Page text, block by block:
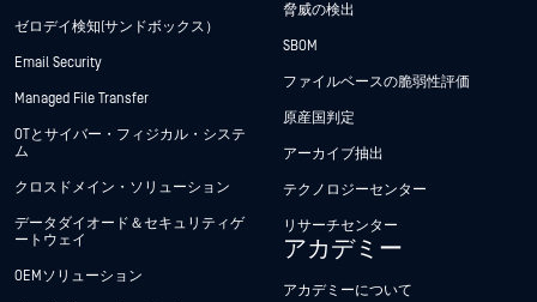
ゼロデイ検知(サンドボックス）
Email Security
Managed File Transfer
OTとサイバー・フィジカル・システ
ム
クロスドメイン・ソリューション
データダイオード＆セキュリティゲ
ートウェイ
OEMソリューション
脅威の検出
SBOM
ファイルベースの脆弱性評価
原産国判定
アーカイブ抽出
テクノロジーセンター
リサーチセンター
アカデミー
アカデミーについて